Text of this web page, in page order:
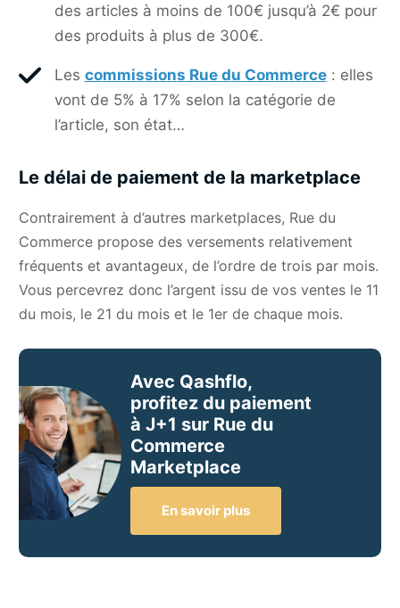
des articles à moins de 100€ jusqu’à 2€ pour
des produits à plus de 300€.
Les commissions Rue du Commerce: elles
vont de 5% à 17% selon la catégorie de
l’article, son état…
Le délai de paiement de la marketplace
Contrairement à d’autres marketplaces, Rue du
Commerce propose des versements relativement
fréquents et avantageux, de l’ordre de trois par mois.
Vous percevrez donc l’argent issu de vos ventes le 11
du mois, le 21 du mois et le 1er de chaque mois.
Avec Qashflo,
profitez du paiement
à J+1 sur Rue du
Commerce
Marketplace
En savoir plus